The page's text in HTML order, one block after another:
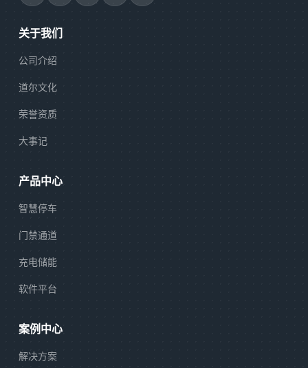
关于我们
公司介绍
道尔文化
荣誉资质
大事记
产品中心
智慧停车
门禁通道
充电储能
软件平台
案例中心
解决方案